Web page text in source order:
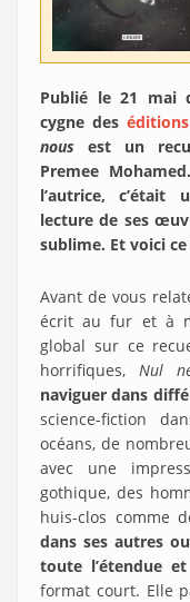
Publié le 21 mai
cygne des
nous est un
Premee
l’autrice, c’était
lecture de ses
sublime. Et voici
Avant de vous
écrit au fur et à
global sur ce
horrifiques,Nul
naviguer dans
science-fiction
océans, de
avec une
gothique, des
huis-clos comme
dans ses autres
toute l’étendue
format court. Elle